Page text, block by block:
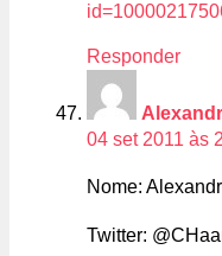
Responder
04 set 2011 às
Nome:
Twitter: